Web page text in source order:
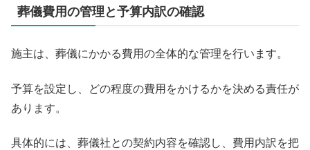
葬儀費用の管理と予算内訳の確認
施主は、葬儀にかかる費用の全体的な管理を行います。
予算を設定し、どの程度の費用をかけるかを決める責任が
あります。
具体的には、葬儀社との契約内容を確認し、費用内訳を把